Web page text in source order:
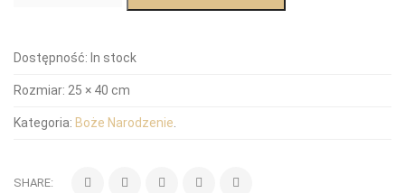
Dostępność: In stock
Rozmiar: 25 × 40 cm
Kategoria: Boże Narodzenie
SHARE: